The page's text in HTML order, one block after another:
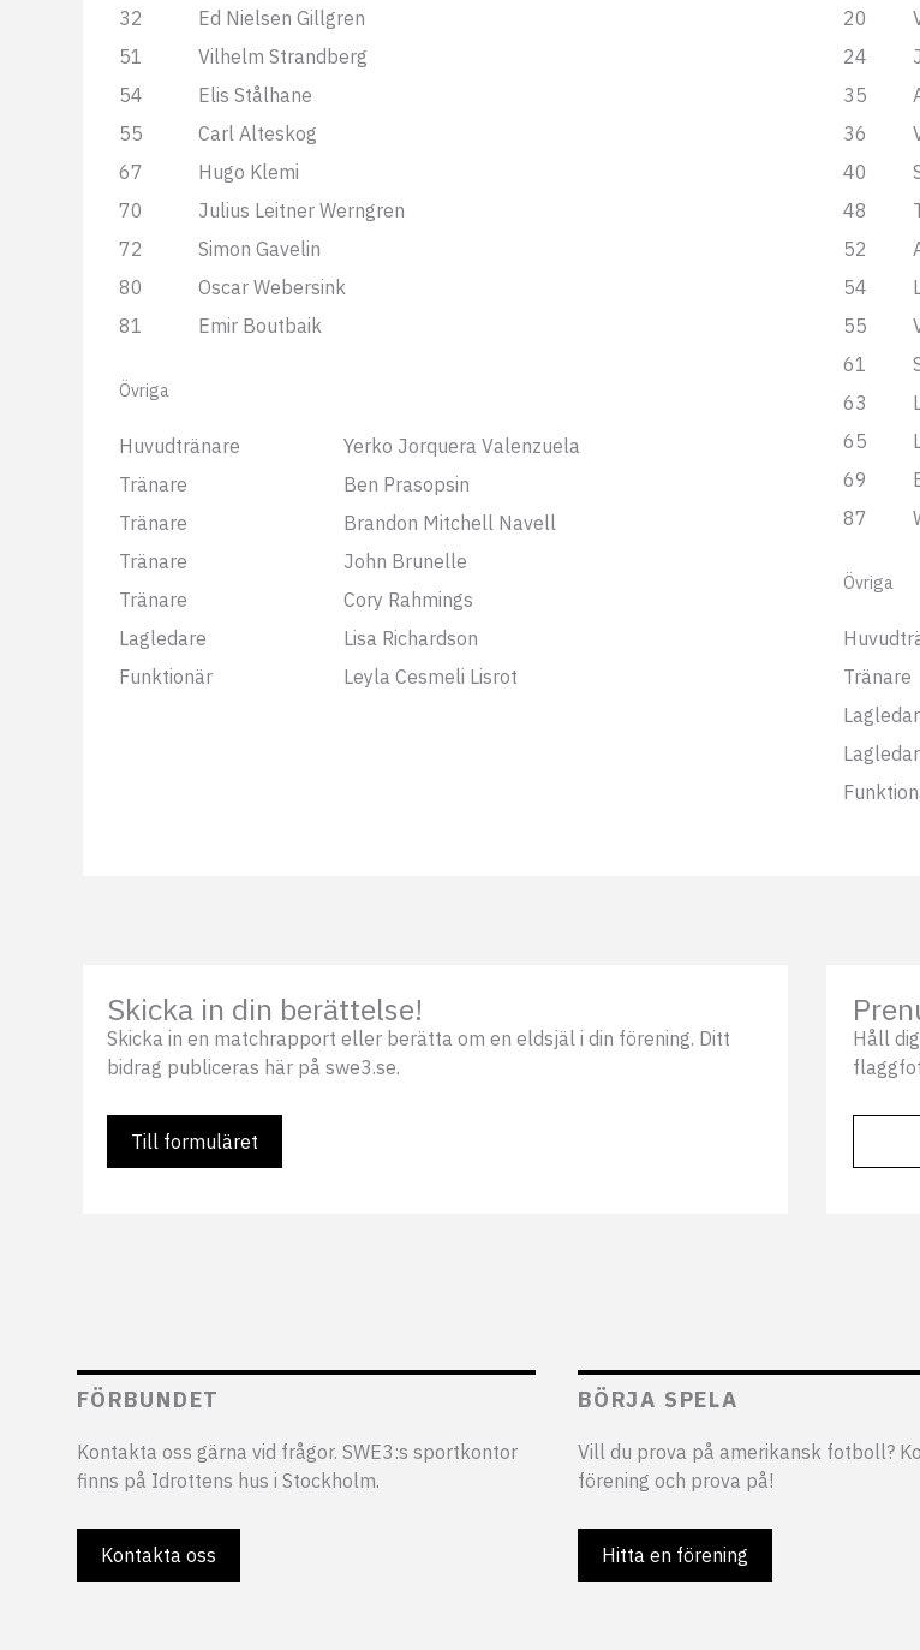
32
Ed Nielsen Gillgren
51
Vilhelm Strandberg
54
Elis Stålhane
55
Carl Alteskog
67
Hugo Klemi
70
Julius Leitner Werngren
72
Simon Gavelin
80
Oscar Webersink
81
Emir Boutbaik
Övriga
Huvudtränare
Yerko Jorquera Valenzuela
Tränare
Ben Prasopsin
Tränare
Brandon Mitchell Navell
Tränare
John Brunelle
Tränare
Cory Rahmings
Lagledare
Lisa Richardson
Funktionär
Leyla Cesmeli Lisrot
20
24
35
36
40
48
52
54
55
61
63
65
69
87
Övriga
Tränare
Skicka in din berättelse!
Skicka in en matchrapport eller berätta om en eldsjäl i din förening. Ditt
bidrag publiceras här på swe3.se.
Till formuläret
Håll
FÖRBUNDET
Kontakta oss gärna vid frågor. SWE3:s sportkontor
finns på Idrottens hus i Stockholm.
Kontakta oss
BÖRJA SPELA
Vill du prova på amerikansk fotboll?
förening och prova på!
Hitta en förening